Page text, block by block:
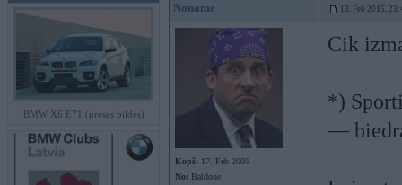
BMW X6 E71 (preses bildes)
Noname 13. Feb 2015,
Kopš: 17. Feb 2005
No: Baldone
Cik
*)
—